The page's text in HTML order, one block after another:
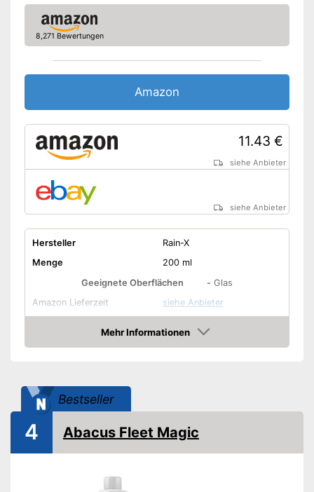
8,271 Bewertungen
Amazon
11.43 €
siehe Anbieter
siehe Anbieter
Hersteller
Rain-X
Menge
200 ml
Geeignete Oberflächen
- Glas
Amazon Lieferzeit
siehe Anbieter
Mehr Informationen
Amazon
Bestseller
4 Abacus Fleet Magic